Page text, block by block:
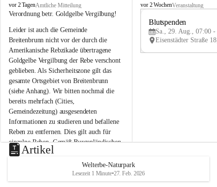
B
r
i
t
e
n
b
r
u
n
n
a
m
N
e
u
s
d
vor 2 TagenAmtliche Mitteilung
Verordnung betr. Goldgelbe Vergilbung!
Leider ist auch die Gemeinde
Breitenbrunn nicht vor der durch die
Amerikanische Rebzikade übertragene
Goldgelbe Vergilbung der Rebe verschont
geblieben. Als Sicherheitszone gilt das
gesamte Ortsgebiet von Breitenbrunn
(siehe Anhang). Wir bitten nochmal die
bereits mehrfach (Cities,
Gemeindezeitung) ausgesendeten
Informationen zu studieren und befallene
Reben zu entfernen. Dies gilt auch für
einzelne Reben. Gemäß Burgenländischen
Weinbaugesetz sind nicht gepflegte oder
unzulässige Weingärten zu roden! Bitte
helfen wir zusammen um unsere Winzer
vor den prognostizierten Ernteausfällen
B
e
u
e
d
vor 2 WochenVeranstaltung
Blutspenden
Sa., 29. Aug., 07:00 -
Artikel
Welterbe-Naturpark
Lesezeit 1 Minute•27. Feb. 2026